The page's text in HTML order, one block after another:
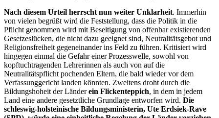
Nach diesem Urteil herrscht nun weiter Unklarheit. Immerhin
von vielen begrüßt wird die Feststellung, dass die Politik in die
Pflicht genommen wird mit Beseitigung von offenbar existierenden
Gesetzeslücken, die nicht dazu geeignet sind, Neutralitätsgebot und
Religionsfreiheit gegeneinander ins Feld zu führen. Kritisiert wird
hingegen einmal die Gefahr einer Prozesswelle, sowohl von
kopftuchtragenden Lehrerinnen als auch von auf die
Neutralitätspflicht pochenden Eltern, die bald wieder vor dem
Verfassunggericht landen könnten. Zweitens droht durch die
Bildungshoheit der Länderein Flickenteppich, in dem in jedem
Land eine andere gesetztliche Grundlage entworfen wird. Die
schleswig-holsteinische Bildungsministerin, Ute Erdsiek-Rave